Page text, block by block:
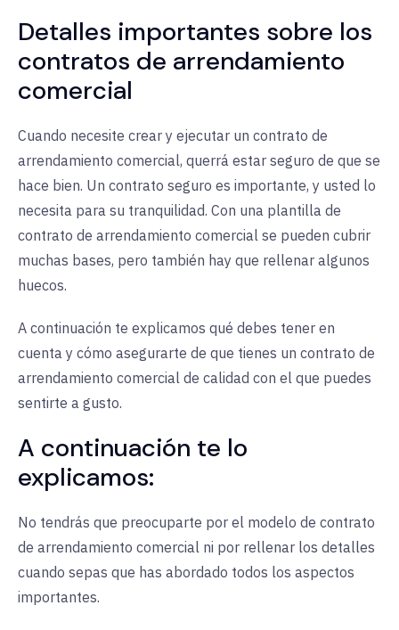
Detalles importantes sobre los
contratos de arrendamiento
comercial
Cuando necesite crear y ejecutar un contrato de
arrendamiento comercial, querrá estar seguro de que se
hace bien. Un contrato seguro es importante, y usted lo
necesita para su tranquilidad. Con una plantilla de
contrato de arrendamiento comercial se pueden cubrir
muchas bases, pero también hay que rellenar algunos
huecos.
A continuación te explicamos qué debes tener en
cuenta y cómo asegurarte de que tienes un contrato de
arrendamiento comercial de calidad con el que puedes
sentirte a gusto.
A continuación te lo
explicamos:
No tendrás que preocuparte por el modelo de contrato
de arrendamiento comercial ni por rellenar los detalles
cuando sepas que has abordado todos los aspectos
importantes.